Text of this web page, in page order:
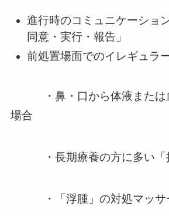
進行時のコミュニケーショ
同意・実行・報告」
前処置場面でのイレギュラ
・鼻・口から体液または
場合
・長期療養の方に多い「
・「浮腫」の対処マッサ